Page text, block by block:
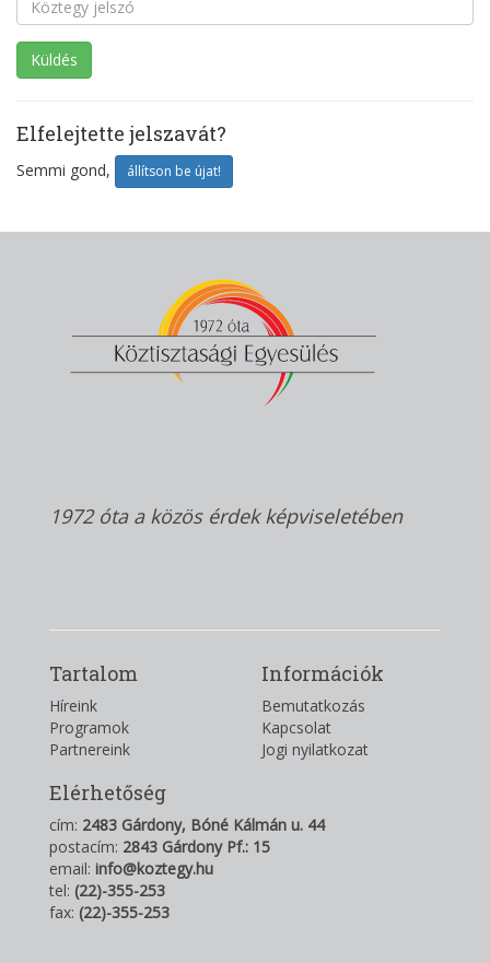
Elfelejtette jelszavát?
Semmi gond, állítson be újat!
1972 óta a közös érdek képviseletében
Tartalom
Híreink
Programok
Partnereink
Információk
Bemutatkozás
Kapcsolat
Jogi nyilatkozat
Elérhetőség
cím: 2483 Gárdony, Bóné Kálmán u. 44
postacím: 2843 Gárdony Pf.: 15
email: info@koztegy.hu
tel: (22)-355-253
fax: (22)-355-253